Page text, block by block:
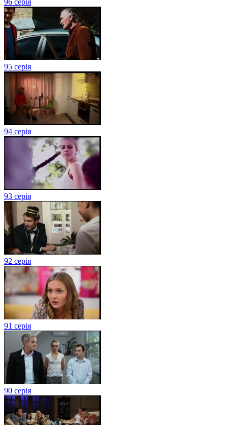
95 серія
94 серія
93 серія
92 серія
91 серія
90 серія